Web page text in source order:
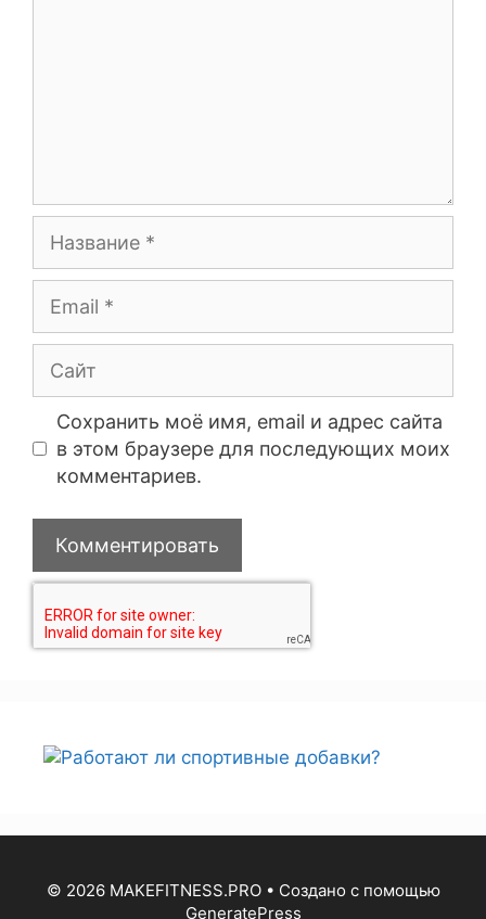
Сохранить моё имя, email и адрес сайта
в этом браузере для последующих моих
комментариев.
© 2026 MAKEFITNESS.PRO• Создано с помощью
GeneratePress